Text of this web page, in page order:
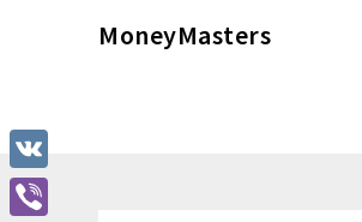
MoneyMasters
VK